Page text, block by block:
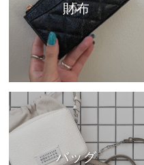
財布
バッグ